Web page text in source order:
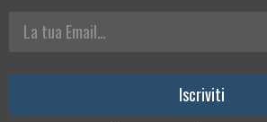
La tua Email